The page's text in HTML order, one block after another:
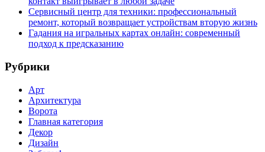
Сервисный центр для техники: профессиональный
ремонт, который возвращает устройствам вторую жизнь
Гадания на игральных картах онлайн: современный
подход к предсказанию
Рубрики
Арт
Архитектура
Ворота
Главная категория
Декор
Дизайн